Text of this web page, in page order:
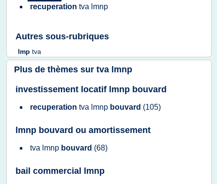
recuperation tva lmnp
Autres sous-rubriques
lmp tva
Plus de thèmes sur tva lmnp
investissement locatif lmnp bouvard
recuperation tva lmnp bouvard (105)
lmnp bouvard ou amortissement
tva lmnp bouvard (68)
bail commercial lmnp